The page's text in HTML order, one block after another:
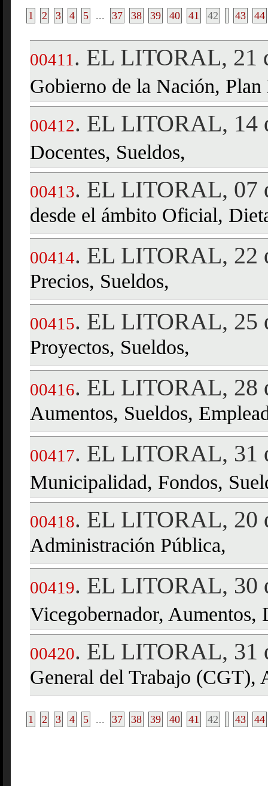
1 2 3 4 5 ... 37 38 39 40 41 42 43 44
00411 . EL LITORAL, 21
Gobierno de la Nación,
00412. EL LITORAL, 14
Docentes, Sueldos,
00413. EL LITORAL, 07
desde el ámbito Oficial,
00414. EL LITORAL, 22
Precios, Sueldos,
00415. EL LITORAL, 25
Proyectos, Sueldos,
00416. EL LITORAL, 28
Aumentos, Sueldos,
00417. EL LITORAL, 31
Municipalidad, Fondos,
00418. EL LITORAL, 20
Administración Pública,
00419. EL LITORAL, 30
Vicegobernador, Aumentos,
00420. EL LITORAL, 31
General del Trabajo (CGT),
1 2 3 4 5 ... 37 38 39 40 41 42 43 44